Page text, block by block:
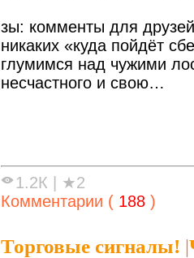
зы: комменты для
никаких «куда пойдёт
глумимся над чужими
несчастного и свою…
1.2К | ★2
Комментарии ( 188 )
Торговые сигналы! |